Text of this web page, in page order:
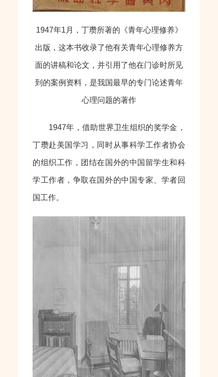
1947年1月，丁瓒所著的《青年心理修养》
出版，这本书收录了他有关青年心理修养方
面的讲稿和论文，并引用了他在门诊时所见
到的案例资料，是我国最早的专门论述青年
心理问题的著作
1947年，借助世界卫生组织的奖学金，
丁瓒赴美国学习，同时从事科学工作者协会
的组织工作，团结在国外的中国留学生和科
学工作者，争取在国外的中国专家、学者回
国工作。